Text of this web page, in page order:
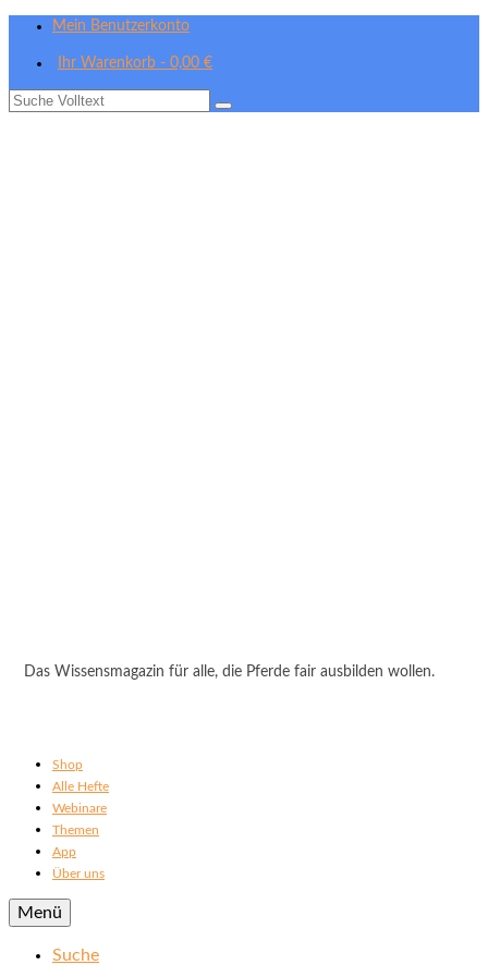
Mein Benutzerkonto
Ihr Warenkorb - 0,00 €
Suche
Das Wissensmagazin für alle, die Pferde fair ausbilden wollen.
Shop
Alle Hefte
Webinare
Themen
App
Über uns
Menü
Suche